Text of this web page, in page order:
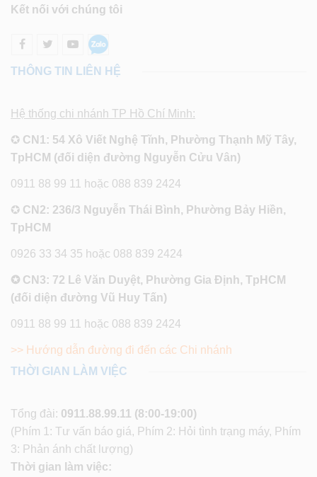
Kết nối với chúng tôi
THÔNG TIN LIÊN HỆ
Hệ thống chi nhánh TP Hồ Chí Minh:
✪ CN1: 54 Xô Viết Nghệ Tĩnh, Phường Thạnh Mỹ Tây,
TpHCM (đối diện đường Nguyễn Cửu Vân)
0911 88 99 11 hoặc 088 839 2424
✪ CN2: 236/3 Nguyễn Thái Bình, Phường Bảy Hiền,
TpHCM
0926 33 34 35 hoặc 088 839 2424
✪ CN3: 72 Lê Văn Duyệt, Phường Gia Định, TpHCM
(đối diện đường Vũ Huy Tấn)
0911 88 99 11 hoặc 088 839 2424
>> Hướng dẫn đường đi đến các Chi nhánh
THỜI GIAN LÀM VIỆC
Tổng đài: 0911.88.99.11 (8:00-19:00)
(Phím 1: Tư vấn báo giá, Phím 2: Hỏi tình trạng máy, Phím
3: Phản ánh chất lượng)
Thời gian làm việc: